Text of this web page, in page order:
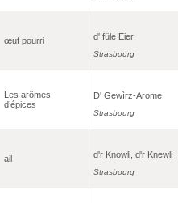
œuf pourri d' füle Eier
Strasbourg
Les arômes
d’épices
D' Gewìrz-Arome
Strasbourg
ail d'r Knowli, d'r Knewli
Strasbourg